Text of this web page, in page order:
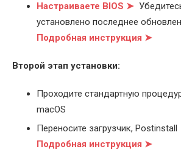
Настраиваете BIOS ➤
установлено последнее
Подробная инструкция ➤
Второй этап установки:
Проходите стандартную
macOS
Переносите загрузчик, Postinstall
Подробная инструкция ➤